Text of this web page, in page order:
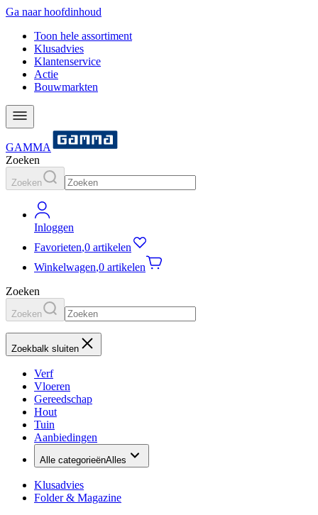
Ga naar hoofdinhoud
Toon hele assortiment
Klusadvies
Klantenservice
Actie
Bouwmarkten
GAMMA
Zoeken
Zoeken
Inloggen
Favorieten,0 artikelen
Winkelwagen,0 artikelen
Zoeken
Zoeken
Zoekbalk sluiten
Verf
Vloeren
Gereedschap
Hout
Tuin
Aanbiedingen
Alle categorieënAlles
Klusadvies
Folder & Magazine